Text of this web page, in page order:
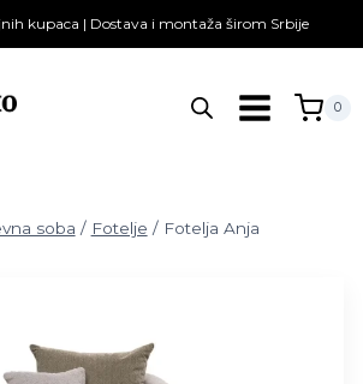
kupaca | Dostava i montaža širom Srbije
0
soba / Fotelje / Fotelja Anja